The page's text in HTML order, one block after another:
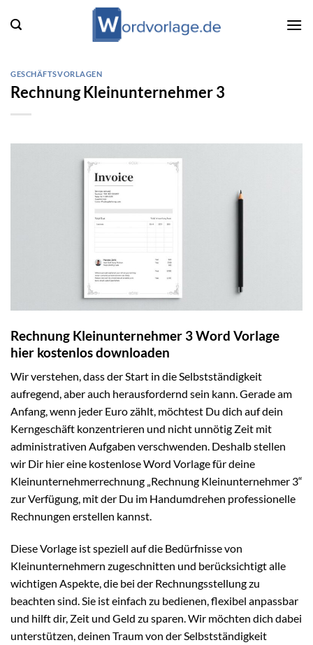
Inhalt
GESCHÄFTSVORLAGEN
Rechnung Kleinunternehmer 3
Rechnung Kleinunternehmer 3 Word Vorlage
hier kostenlos downloaden
Wir verstehen, dass der Start in die Selbstständigkeit
aufregend, aber auch herausfordernd sein kann. Gerade am
Anfang, wenn jeder Euro zählt, möchtest Du dich auf dein
Kerngeschäft konzentrieren und nicht unnötig Zeit mit
administrativen Aufgaben verschwenden. Deshalb stellen
wir Dir hier eine kostenlose Word Vorlage für deine
Kleinunternehmerrechnung „Rechnung Kleinunternehmer 3“
zur Verfügung, mit der Du im Handumdrehen professionelle
Rechnungen erstellen kannst.
Diese Vorlage ist speziell auf die Bedürfnisse von
Kleinunternehmern zugeschnitten und berücksichtigt alle
wichtigen Aspekte, die bei der Rechnungsstellung zu
beachten sind. Sie ist einfach zu bedienen, flexibel anpassbar
und hilft dir, Zeit und Geld zu sparen. Wir möchten dich dabei
unterstützen, deinen Traum von der Selbstständigkeit